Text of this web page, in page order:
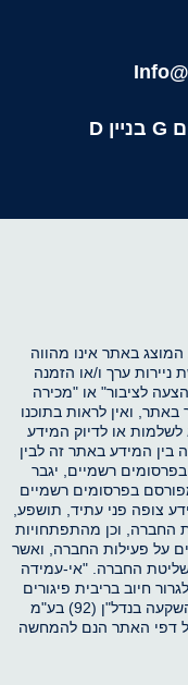
באתר אינו מהווה
ערך ו/או הזמנה
לציבור" או "מכירה
ואין לראות בתוכנו
או לדיוק המידע
המידע באתר זה לבין
רשמיים, יגבר
בפרסומים רשמיים
צופה פני עתיד, תושפע,
החברה, וכן מהתפתחויות
על פעילות החברה, ואשר
החברה. "אי-עמידה
חיוב בריבית פיגורים
והליכי הוצאה לפועל. נותן האשראי קרנות השקעה בנדל"ן (92) בע"מ
בכל דפי האתר הנם להמחשה